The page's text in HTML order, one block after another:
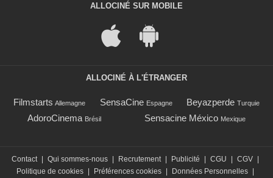
ALLOCINÉ SUR MOBILE
ALLOCINÉ À L'ÉTRANGER
Filmstarts Allemagne SensaCine Espagne Beyazperde Turquie
AdoroCinema Brésil Sensacine México Mexique
Contact | Qui sommes-nous | Recrutement | Publicité | CGU | CGV |
Politique de cookies | Préférences cookies | Données Personnelles |